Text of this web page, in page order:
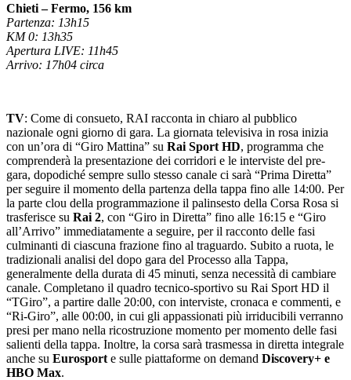
Chieti – Fermo, 156 km
Partenza: 13h15
KM 0: 13h35
Apertura LIVE: 11h45
Arrivo: 17h04 circa
TV: Come di consueto, RAI racconta in chiaro al pubblico
nazionale ogni giorno di gara. La giornata televisiva in rosa inizia
con un’ora di “Giro Mattina” su Rai Sport HD, programma che
comprenderà la presentazione dei corridori e le interviste del pre-
gara, dopodiché sempre sullo stesso canale ci sarà “Prima Diretta”
per seguire il momento della partenza della tappa fino alle 14:00. Per
la parte clou della programmazione il palinsesto della Corsa Rosa si
trasferisce su Rai 2, con “Giro in Diretta” fino alle 16:15 e “Giro
all’Arrivo” immediatamente a seguire, per il racconto delle fasi
culminanti di ciascuna frazione fino al traguardo. Subito a ruota, le
tradizionali analisi del dopo gara del Processo alla Tappa,
generalmente della durata di 45 minuti, senza necessità di cambiare
canale. Completano il quadro tecnico-sportivo su Rai Sport HD il
“TGiro”, a partire dalle 20:00, con interviste, cronaca e commenti, e
“Ri-Giro”, alle 00:00, in cui gli appassionati più irriducibili verranno
presi per mano nella ricostruzione momento per momento delle fasi
salienti della tappa. Inoltre, la corsa sarà trasmessa in diretta integrale
anche su Eurosport e sulle piattaforme on demand Discovery+ e
HBO Max.